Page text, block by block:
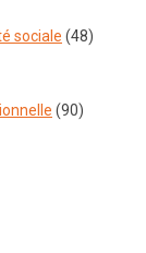
sociale (48)
(90)